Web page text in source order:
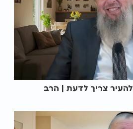
להעיר צריך לדעת | הרב